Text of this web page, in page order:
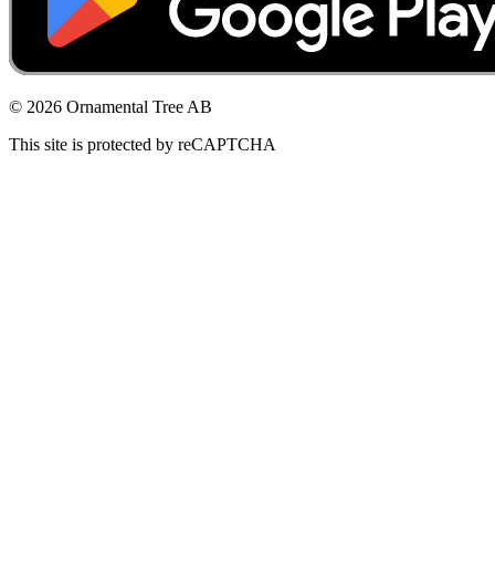
© 2026 Ornamental Tree AB
This site is protected by reCAPTCHA